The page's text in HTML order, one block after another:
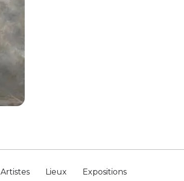
Artistes Lieux Expositions